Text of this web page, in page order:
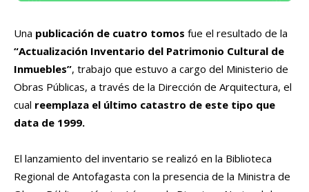
Una publicación de cuatro tomos fue el resultado de la
“Actualización Inventario del Patrimonio Cultural de
Inmuebles”, trabajo que estuvo a cargo del Ministerio de
Obras Públicas, a través de la Dirección de Arquitectura, el
cual reemplaza el último catastro de este tipo que
data de 1999.
El lanzamiento del inventario se realizó en la Biblioteca
Regional de Antofagasta con la presencia de la Ministra de